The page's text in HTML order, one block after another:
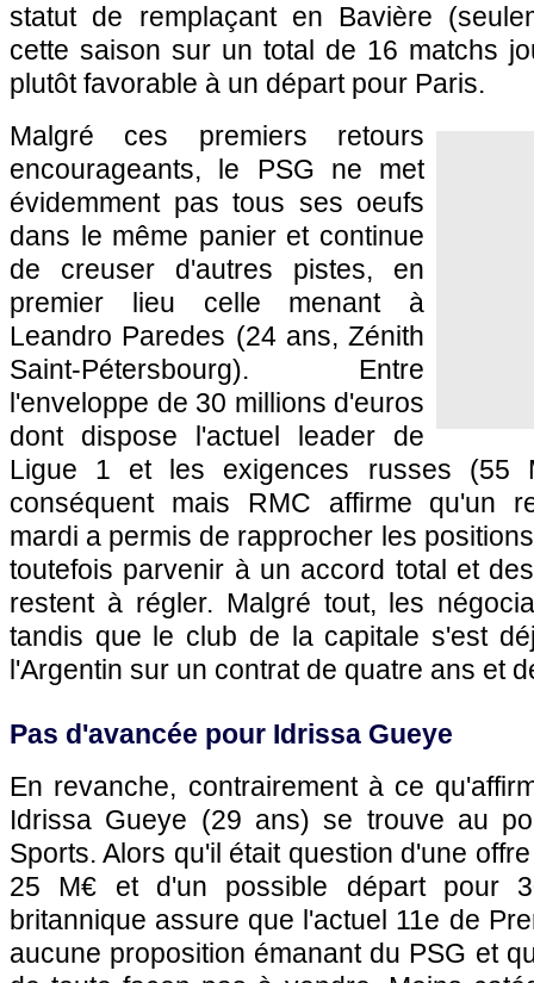
statut de remplaçant en Bavière
cette saison sur un total de 16 matchs
plutôt favorable à un départ pour Paris.
Malgré ces premiers retours
encourageants, le PSG ne met
évidemment pas tous ses oeufs
dans le même panier et continue
de creuser d'autres pistes, en
premier lieu celle menant à
Leandro Paredes (24 ans, Zénith
Saint-Pétersbourg). Entre
l'enveloppe de 30 millions d'euros
dont dispose l'actuel leader de
Ligue 1 et les exigences russes (55
conséquent mais RMC affirme qu'un
mardi a permis de rapprocher les
toutefois parvenir à un accord total et
restent à régler. Malgré tout, les
tandis que le club de la capitale s'est
l'Argentin sur un contrat de quatre ans et
Pas d'avancée pour Idrissa Gueye
En revanche, contrairement à ce
Idrissa Gueye (29 ans) se trouve au
Sports. Alors qu'il était question d'une
25 M€ et d'un possible départ pour
britannique assure que l'actuel 11e de
aucune proposition émanant du PSG et